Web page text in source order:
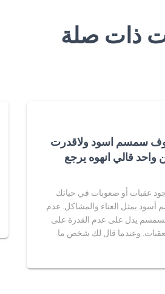
ذات صلة
سمسم اسود ولاقدرت
واحد قالي انهوه يرجع
عقبات أو صعوبات في حياتك
أسود يمثل العناء والمشاكل. عدم
يدل على عدم القدرة على
وعندما قال لك شخص ما